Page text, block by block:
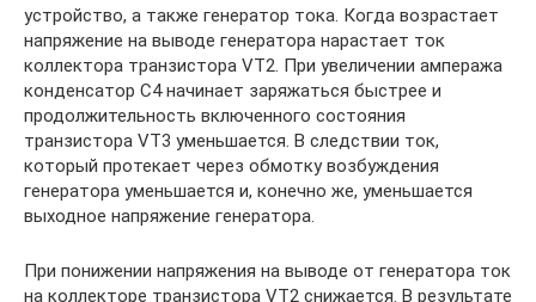
устройство, а также генератор тока. Когда возрастает
напряжение на выводе генератора нарастает ток
коллектора транзистора VT2. При увеличении ампеража
конденсатор С4 начинает заряжаться быстрее и
продолжительность включенного состояния
транзистора VT3 уменьшается. В следствии ток,
который протекает через обмотку возбуждения
генератора уменьшается и, конечно же, уменьшается
выходное напряжение генератора.
При понижении напряжения на выводе от генератора ток
на коллекторе транзистора VT2 снижается. В результате